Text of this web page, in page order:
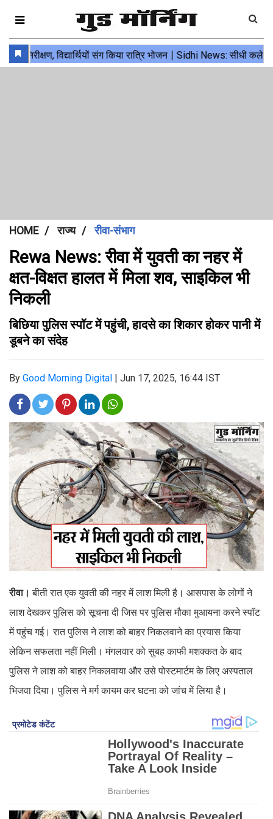
HOME राज्य रीवा-संभाग
Rewa News: रीवा में युवती का नहर में
क्षत-विक्षत हालत में मिला शव, साइकिल भी
निकली
बिछिया पुलिस स्पॉट में पहुंची, हादसे का शिकार होकर पानी में
डूबने का संदेह
By Good Morning Digital | Jun 17, 2025, 16:44 IST
रीवा।बीती रात एक युवती की नहर में लाश मिली है। आसपास के लोगों ने
लाश देखकर पुलिस को सूचना दी जिस पर पुलिस मौका मुआयना करने स्पॉट
में पहुंच गई। रात पुलिस ने लाश को बाहर निकलवाने का प्रयास किया
लेकिन सफलता नहीं मिली। मंगलवार को सुबह काफी मशक्कत के बाद
पुलिस ने लाश को बाहर निकलवाया और उसे पोस्टमार्टम के लिए अस्पताल
भिजवा दिया। पुलिस ने मर्ग कायम कर घटना को जांच में लिया है।